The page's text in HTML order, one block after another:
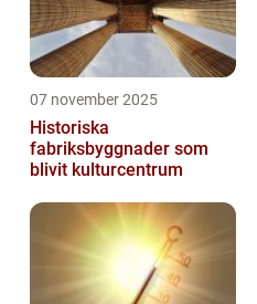
07 november 2025
Historiska
fabriksbyggnader som
blivit kulturcentrum